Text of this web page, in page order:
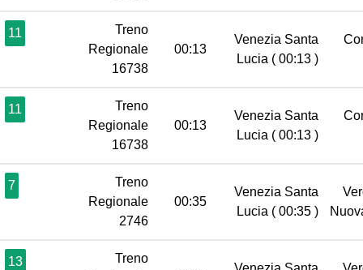
11
Treno
Regionale
16738
00:13
Venezia Santa
Lucia ( 00:13 )
11
Treno
Regionale
16738
00:13
Venezia Santa
Lucia ( 00:13 )
7
Treno
Regionale
2746
00:35
Venezia Santa
Lucia ( 00:35 )
13
Treno